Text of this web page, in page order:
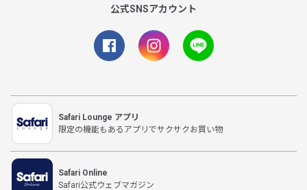
公式SNSアカウント
Safari Lounge アプリ
限定の機能もあるアプリでサクサクお買い物
Safari Online
Safari公式ウェブマガジン